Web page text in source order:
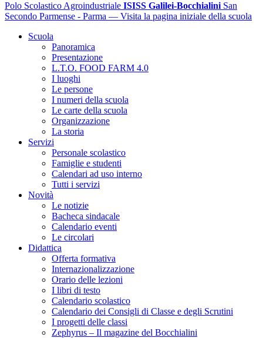
Polo Scolastico Agroindustriale ISISS Galilei-Bocchialini San
Secondo Parmense - Parma — Visita la pagina iniziale della scuola
Scuola
Panoramica
Presentazione
L.T.O. FOOD FARM 4.0
I luoghi
Le persone
I numeri della scuola
Le carte della scuola
Organizzazione
La storia
Servizi
Personale scolastico
Famiglie e studenti
Calendari ad uso interno
Tutti i servizi
Novità
Le notizie
Bacheca sindacale
Calendario eventi
Le circolari
Didattica
Offerta formativa
Internazionalizzazione
Orario delle lezioni
I libri di testo
Calendario scolastico
Calendario dei Consigli di Classe e degli Scrutini
I progetti delle classi
Zephyrus – Il magazine del Bocchialini